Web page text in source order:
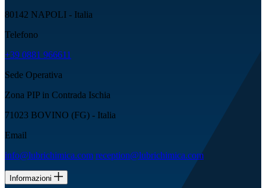
80142 NAPOLI - Italia
Telefono
+39 0881 966611
Sede Operativa
Zona PIP in Contrada Ischia
71023 BOVINO (FG) - Italia
Email
info@lubrichimica.com reception@lubrichimica.com
Informazioni